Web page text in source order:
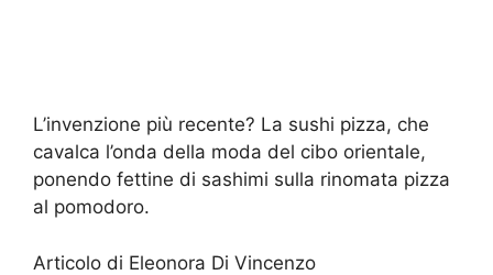
L’invenzione più recente? La sushi pizza, che
cavalca l’onda della moda del cibo orientale,
ponendo fettine di sashimi sulla rinomata pizza
al pomodoro.
Articolo di Eleonora Di Vincenzo